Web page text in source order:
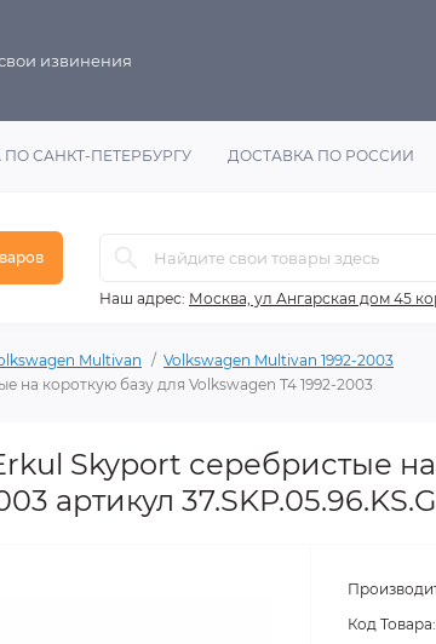
извинения
САНКТ-ПЕТЕРБУРГУ ДОСТАВКА ПО РОССИИ
Наш адрес: Москва, ул Ангарская дом 45
Multivan
Volkswagen Multivan 1992-2003
на короткую базу для Volkswagen T4 1992-2003
Skyport серебристые
артикул 37.SKP.05.96.KS.G
Код Товара: